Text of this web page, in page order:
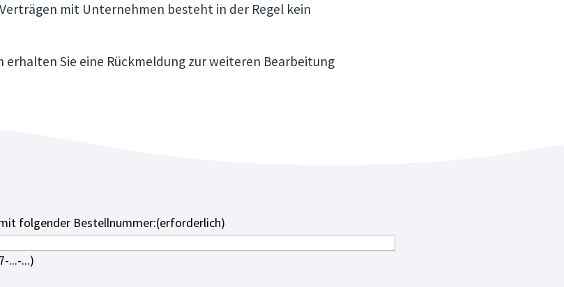
mit Unternehmen besteht in der Regel kein
erhalten Sie eine Rückmeldung zur weiteren Bearbeitung
folgender Bestellnummer:(erforderlich)
...-...)